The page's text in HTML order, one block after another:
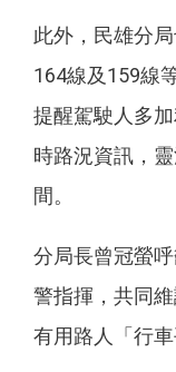
此外，民雄分
164線及159線
提醒駕駛人多
時路況資訊，
間。
分局長曾冠螢
警指揮，共同
有用路人「行車